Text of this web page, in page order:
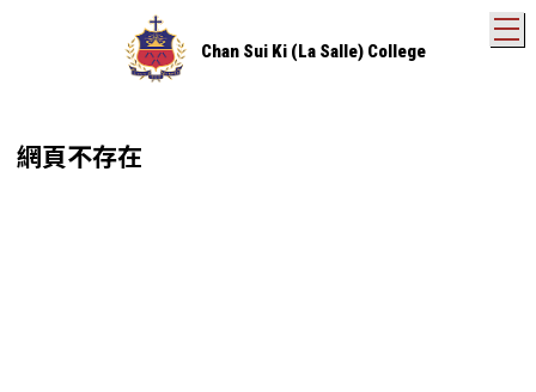
Chan Sui Ki (La Salle) College
網頁不存在